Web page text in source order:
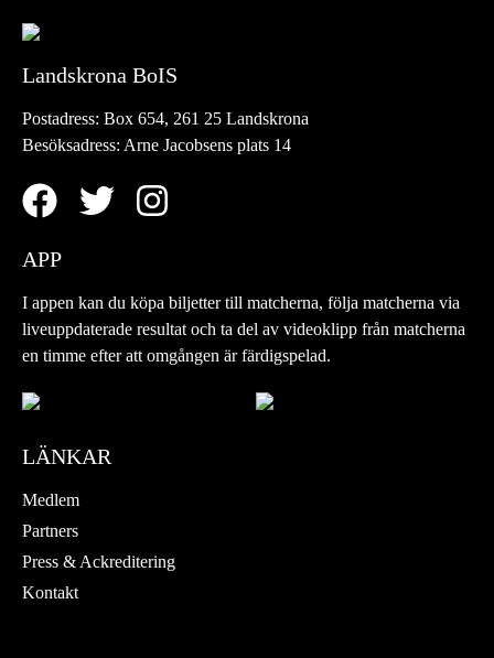
Landskrona BoIS
Postadress: Box 654, 261 25 Landskrona
Besöksadress: Arne Jacobsens plats 14
APP
I appen kan du köpa biljetter till matcherna, följa matcherna via
liveuppdaterade resultat och ta del av videoklipp från matcherna
en timme efter att omgången är färdigspelad.
LÄNKAR
Medlem
Partners
Press & Ackreditering
Kontakt